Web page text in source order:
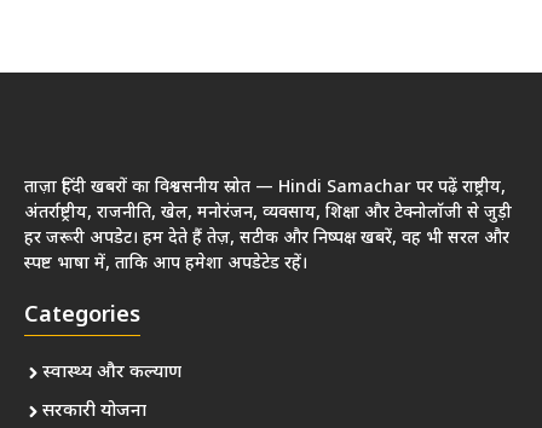
ताज़ा हिंदी खबरों का विश्वसनीय स्रोत — Hindi Samachar पर पढ़ें राष्ट्रीय,
अंतर्राष्ट्रीय, राजनीति, खेल, मनोरंजन, व्यवसाय, शिक्षा और टेक्नोलॉजी से जुड़ी
हर जरूरी अपडेट। हम देते हैं तेज़, सटीक और निष्पक्ष खबरें, वह भी सरल और
स्पष्ट भाषा में, ताकि आप हमेशा अपडेटेड रहें।
Categories
स्वास्थ्य और कल्याण
सरकारी योजना